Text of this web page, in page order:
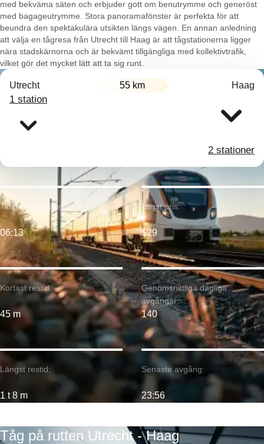
med bekväma säten och erbjuder gott om benutrymme och generöst
med bagageutrymme. Stora panoramafönster är perfekta för att
beundra den spektakulära utsikten längs vägen. En annan anledning
att välja en tågresa från Utrecht till Haag är att tågstationerna ligger
nära stadskärnorna och är bekvämt tillgängliga med kollektivtrafik,
vilket gör det mycket lätt att ta sig runt.
Utrecht 55 km Haag
1 station
2 stationer
Kortast restid:
45 m
Tidigaste avgång:
06:13
Längst restid:
1 t 8 m
Lägst pris:
$29
Genomsnittliga dagliga
avgångar:
140
Senaste avgång:
23:56
Tåg på rutten Utrecht - Haag